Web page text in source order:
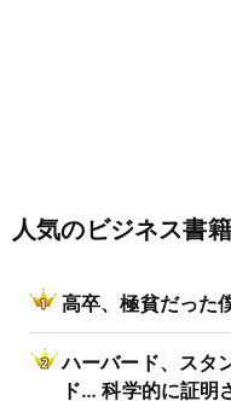
人気のビジネス書籍
高卒、極貧だった
ハーバード、スタ
ド… 科学的に証明